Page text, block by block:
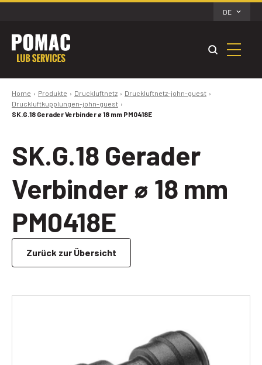
DE
Home Produkte Druckluftnetz
Druckluftnetz-john-guest
Druckluftkupplungen-john-guest
SK.G.18 Gerader Verbinder ⌀ 18 mm PM0418E
SK.G.18 Gerader
Verbinder ⌀ 18 mm
PM0418E
Zurück zur Übersicht